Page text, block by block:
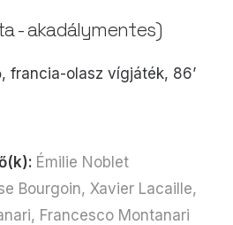
- akadálymentes)
francia-olasz vígjáték, 86’
Émilie Noblet
Bourgoin, Xavier Lacaille,
Francesco Montanari